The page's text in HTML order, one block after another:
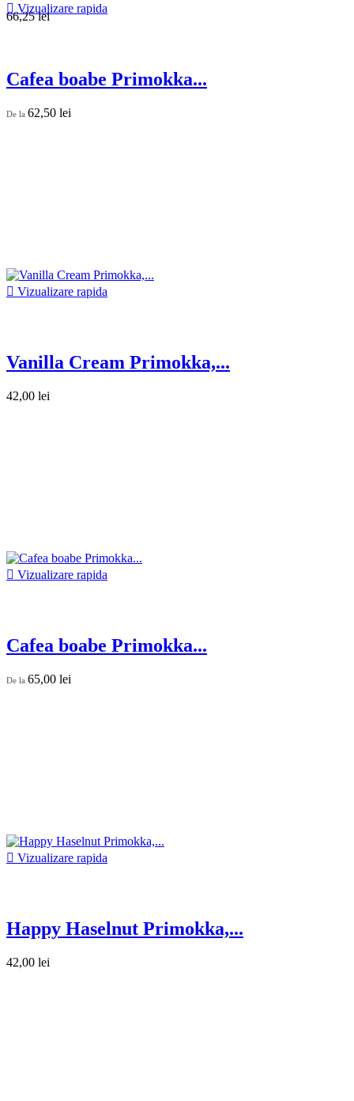
66,25 lei
 Vizualizare rapida
Cafea boabe Primokka...
De la 62,50 lei
 Vizualizare rapida
Vanilla Cream Primokka,...
42,00 lei
 Vizualizare rapida
Cafea boabe Primokka...
De la 65,00 lei
 Vizualizare rapida
Happy Haselnut Primokka,...
42,00 lei